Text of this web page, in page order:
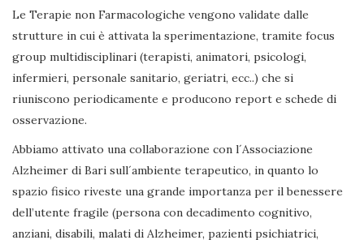
Le Terapie non Farmacologiche vengono validate dalle
strutture in cui è attivata la sperimentazione, tramite focus
group multidisciplinari (terapisti, animatori, psicologi,
infermieri, personale sanitario, geriatri, ecc..) che si
riuniscono periodicamente e producono report e schede di
osservazione.
Abbiamo attivato una collaborazione con l´Associazione
Alzheimer di Bari sull´ambiente terapeutico, in quanto lo
spazio fisico riveste una grande importanza per il benessere
dell’utente fragile (persona con decadimento cognitivo,
anziani, disabili, malati di Alzheimer, pazienti psichiatrici,